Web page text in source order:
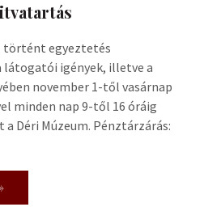
történt egyeztetés
látogatói igények, illetve a
november 1-től vasárnap
minden nap 9-től 16 óráig
a Déri Múzeum. Pénztárzárás: